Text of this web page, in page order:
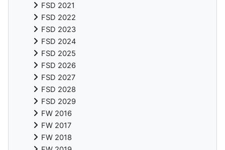
FSD 2021
FSD 2022
FSD 2023
FSD 2024
FSD 2025
FSD 2026
FSD 2027
FSD 2028
FSD 2029
FW 2016
FW 2017
FW 2018